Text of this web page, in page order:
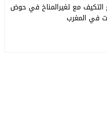
مع تغيرالمناخ في حوض
في المغرب